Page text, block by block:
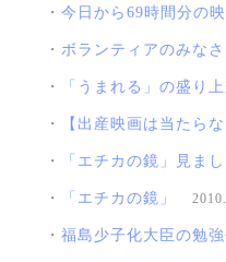
・ 今日から69時間分の
・ ボランティアのみな
・ 「うまれる」の盛り
・ 【出産映画は当たら
・ 「エチカの鏡」見ま
・ 「エチカの鏡」
・ 福島少子化大臣の勉